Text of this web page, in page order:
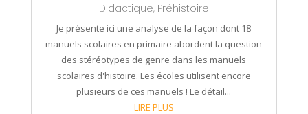
transmettre de façon plus objective et factuelle.
Tu veux utiliser la didactique
dans le cadre d’un
ou tout simplement pour
développer des compétences
endroit 🙂
Didactique, Préhistoire
Je présente ici une analyse de la façon dont 18
manuels scolaires en primaire abordent la question
des stéréotypes de genre dans les manuels
scolaires d'histoire. Les écoles utilisent encore
plusieurs de ces manuels ! Le détail...
LIRE PLUS